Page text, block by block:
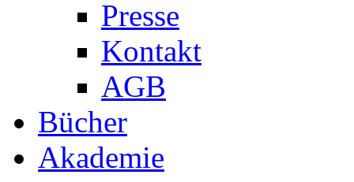
Presse
Kontakt
AGB
Bücher
Akademie